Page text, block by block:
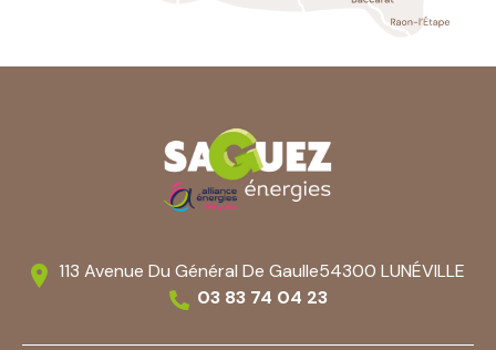
113 Avenue Du Général De Gaulle54300 LUNÉVILLE
03 83 74 04 23